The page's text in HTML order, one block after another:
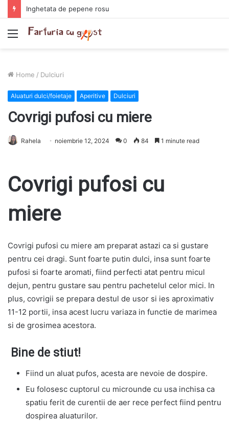
Chiftelute cu cartofi si smantana la cuptor
Menu
Home / Dulciuri
Aluaturi dulci/foietaje Aperitive Dulciuri
Covrigi pufosi cu miere
Rahela noiembrie 12, 2024 0 84 1 minute read
Covrigi pufosi cu
miere
Covrigi pufosi cu miere am preparat astazi ca si gustare
pentru cei dragi. Sunt foarte putin dulci, insa sunt foarte
pufosi si foarte aromati, fiind perfecti atat pentru micul
dejun, pentru gustare sau pentru pachetelul celor mici. In
plus, covrigii se prepara destul de usor si ies aproximativ
11-12 portii, insa acest lucru variaza in functie de marimea
si de grosimea acestora.
Bine de stiut!
Fiind un aluat pufos, acesta are nevoie de dospire.
Eu folosesc cuptorul cu microunde cu usa inchisa ca
spatiu ferit de curentii de aer rece perfect fiind pentru
dospirea aluaturilor.